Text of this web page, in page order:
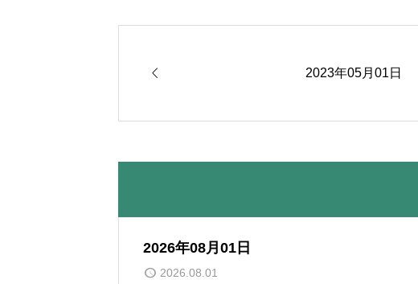
 2023年05月01日
2026年08月01日
2026.08.01